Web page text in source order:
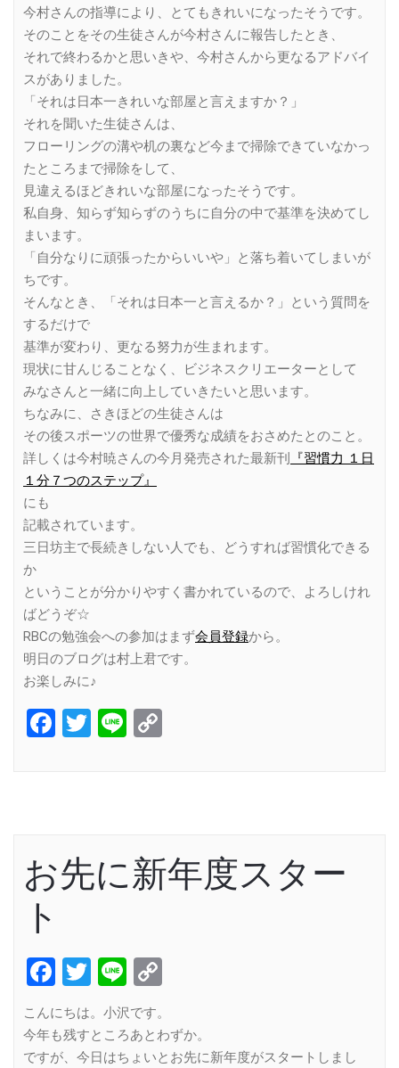
今村さんの指導により、とてもきれいになったそうです。
そのことをその生徒さんが今村さんに報告したとき、
それで終わるかと思いきや、今村さんから更なるアドバイ
スがありました。
「それは日本一きれいな部屋と言えますか？」
それを聞いた生徒さんは、
フローリングの溝や机の裏など今まで掃除できていなかっ
たところまで掃除をして、
見違えるほどきれいな部屋になったそうです。
私自身、知らず知らずのうちに自分の中で基準を決めてし
まいます。
「自分なりに頑張ったからいいや」と落ち着いてしまいが
ちです。
そんなとき、「それは日本一と言えるか？」という質問を
するだけで
基準が変わり、更なる努力が生まれます。
現状に甘んじることなく、ビジネスクリエーターとして
みなさんと一緒に向上していきたいと思います。
ちなみに、さきほどの生徒さんは
その後スポーツの世界で優秀な成績をおさめたとのこと。
詳しくは今村暁さんの今月発売された最新刊
『習慣力 １日
１分７つのステップ』
にも
記載されています。
三日坊主で長続きしない人でも、どうすれば習慣化できる
か
ということが分かりやすく書かれているので、よろしけれ
ばどうぞ☆
RBCの勉強会への参加はまず会員登録から。
明日のブログは村上君です。
お楽しみに♪
Facebook
Twitter
Line
お先に新年度スター
ト
Facebook
Twitter
Line
こんにちは。小沢です。
今年も残すところあとわずか。
ですが、今日はちょいとお先に新年度がスタートしまし